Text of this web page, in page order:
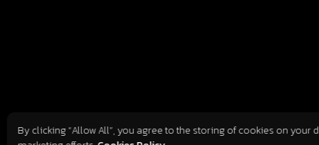
By clicking “Allow All”, you agree to the storing of cookies on